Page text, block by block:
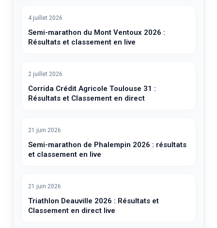
4 juillet 2026
Semi-marathon du Mont Ventoux 2026 :
Résultats et classement en live
2 juillet 2026
Corrida Crédit Agricole Toulouse 31 :
Résultats et Classement en direct
21 juin 2026
Semi-marathon de Phalempin 2026 : résultats
et classement en live
21 juin 2026
Triathlon Deauville 2026 : Résultats et
Classement en direct live